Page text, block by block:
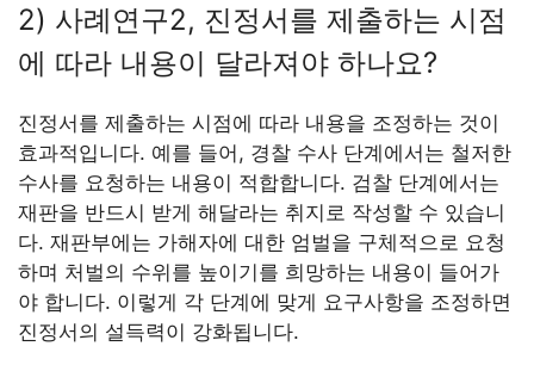
2) 사례연구2, 진정서를 제출하는 시점
에 따라 내용이 달라져야 하나요?
진정서를 제출하는 시점에 따라 내용을 조정하는 것이
효과적입니다. 예를 들어, 경찰 수사 단계에서는 철저한
수사를 요청하는 내용이 적합합니다. 검찰 단계에서는
재판을 반드시 받게 해달라는 취지로 작성할 수 있습니
다. 재판부에는 가해자에 대한 엄벌을 구체적으로 요청
하며 처벌의 수위를 높이기를 희망하는 내용이 들어가
야 합니다. 이렇게 각 단계에 맞게 요구사항을 조정하면
진정서의 설득력이 강화됩니다.